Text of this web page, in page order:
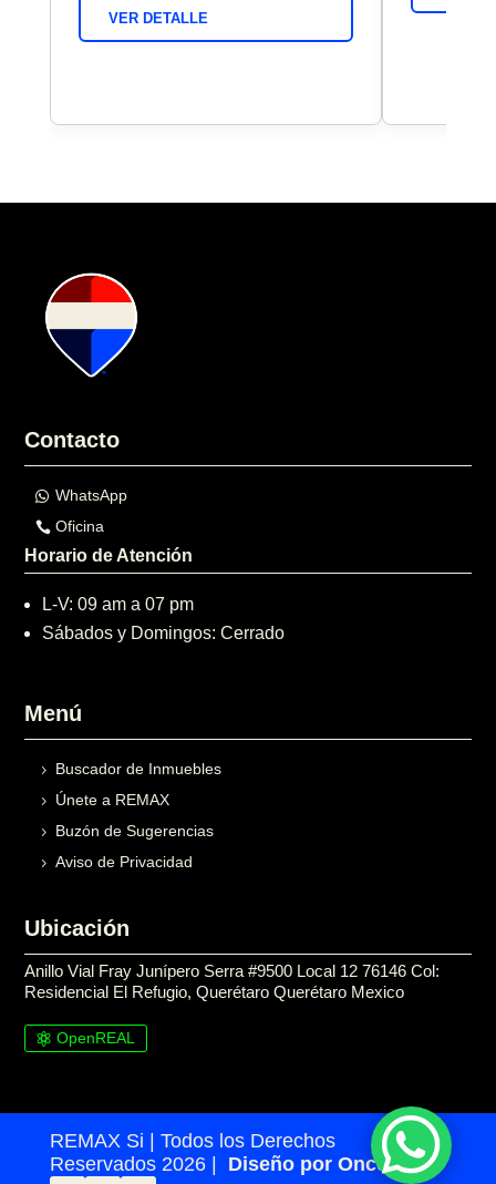
VER DETALLE
Contacto
WhatsApp
Oficina
Horario de Atención
L-V: 09 am a 07 pm
Sábados y Domingos: Cerrado
Menú
Buscador de Inmuebles
Únete a REMAX
Buzón de Sugerencias
Aviso de Privacidad
Ubicación
Anillo Vial Fray Junípero Serra #9500 Local 12 76146 Col:
Residencial El Refugio, Querétaro Querétaro Mexico
OpenREAL
REMAX Si | Todos los Derechos
Reservados 2026 | Diseño por Once24